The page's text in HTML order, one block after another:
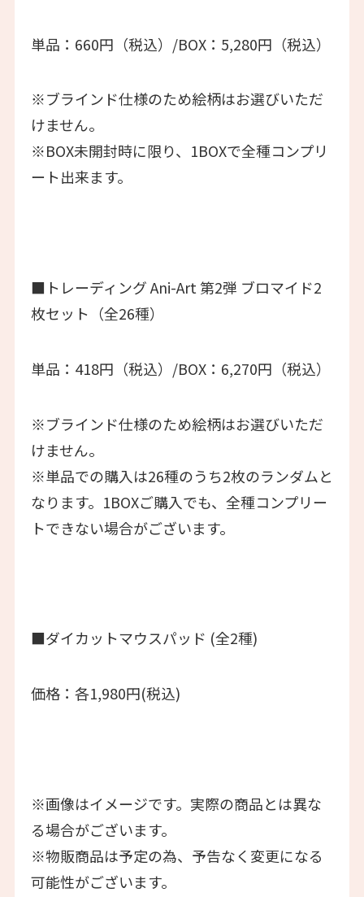
単品：660円（税込）/BOX：5,280円（税込）
※ブラインド仕様のため絵柄はお選びいただ
けません。
※BOX未開封時に限り、1BOXで全種コンプリ
ート出来ます。
■トレーディング Ani-Art 第2弾 ブロマイド2
枚セット（全26種）
単品：418円（税込）/BOX：6,270円（税込）
※ブラインド仕様のため絵柄はお選びいただ
けません。
※単品での購入は26種のうち2枚のランダムと
なります。1BOXご購入でも、全種コンプリー
トできない場合がございます。
■ダイカットマウスパッド (全2種)
価格：各1,980円(税込)
※画像はイメージです。実際の商品とは異な
る場合がございます。
※物販商品は予定の為、予告なく変更になる
可能性がございます。